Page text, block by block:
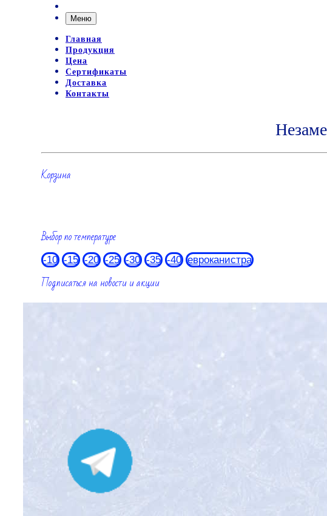
Меню
Главная
Продукция
Цена
Сертификаты
Доставка
Контакты
Корзина
Выбор по температуре
-10 -15 -20 -25 -30 -35 -40 евроканистра
Подписаться на новости и акции